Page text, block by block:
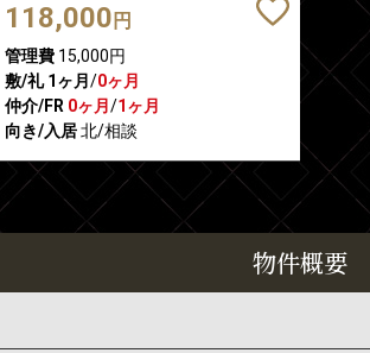
118,000 円
管理費15,000円
敷/礼 1ヶ月 /0ヶ月
仲介/FR 0ヶ月 /1ヶ月
向き/入居北/相談
物件概要